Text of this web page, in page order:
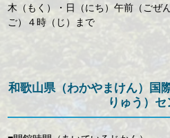
木（もく）・日（にち）午前（ごぜ
ご）４時（じ）まで
和歌山県（わかやまけん）国
りゅう）